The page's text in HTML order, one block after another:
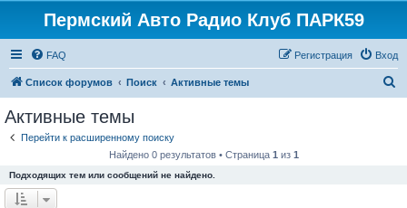
Пермский Авто Радио Клуб ПАРК59
FAQ Вход
Регистрация
Список форумов Поиск Активные темы
Активные темы
Перейти к расширенному поиску
Найдено 0 результатов • Страница 1 из 1
Подходящих тем или сообщений не найдено.